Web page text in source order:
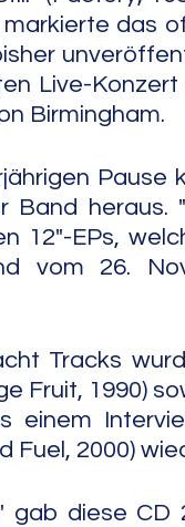
das
Live-Konzert
Birmingham.
Band heraus.
12"-EPs,
vom 26.
Tracks
Fruit, 1990)
einem
Fuel, 2000)
gab diese